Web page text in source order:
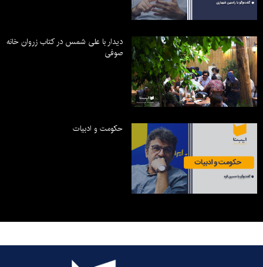
دیدار با علی شمس در کتاب زروان خانه
صوفی
حکومت و ادبیات